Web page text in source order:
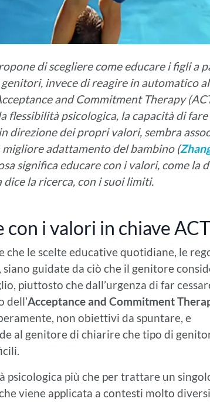
di scegliere come educare i figli a
invece di reagire in automatico
and Commitment Therapy
flessibilità psicologica, la capacità di fare
direzione dei propri valori, sembra
adattamento del bambino (
significa educare con i valori, come la
dice la ricerca, con i suoi limiti.
con i valori in chiave ACT
che le scelte educative quotidiane, le
guidate da ciò che il genitore
piuttosto che dall’urgenza di far
dell’Acceptance and Commitment
non obiettivi da spuntare, e
al genitore di chiarire che tipo di
psicologica più che per trattare un
viene applicata a contesti molto